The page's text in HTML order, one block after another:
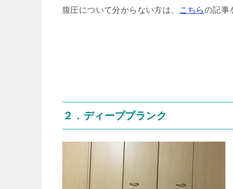
腹圧について分からない方は、
こちらの記事
２．ディーププランク